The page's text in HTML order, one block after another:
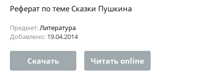
Реферат по теме Сказки Пушкина
Предмет:Литература
Добавлено: 19.04.2014
Скачать Читать online